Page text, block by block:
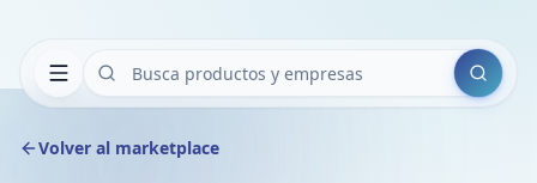
Buscar
Volver al marketplace